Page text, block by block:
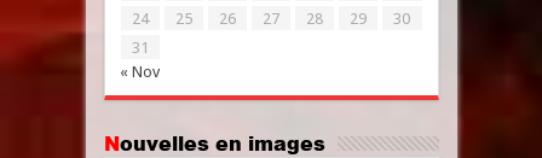
« Nov
24
25 26 27 28 29
30
31
Nouvelles en images